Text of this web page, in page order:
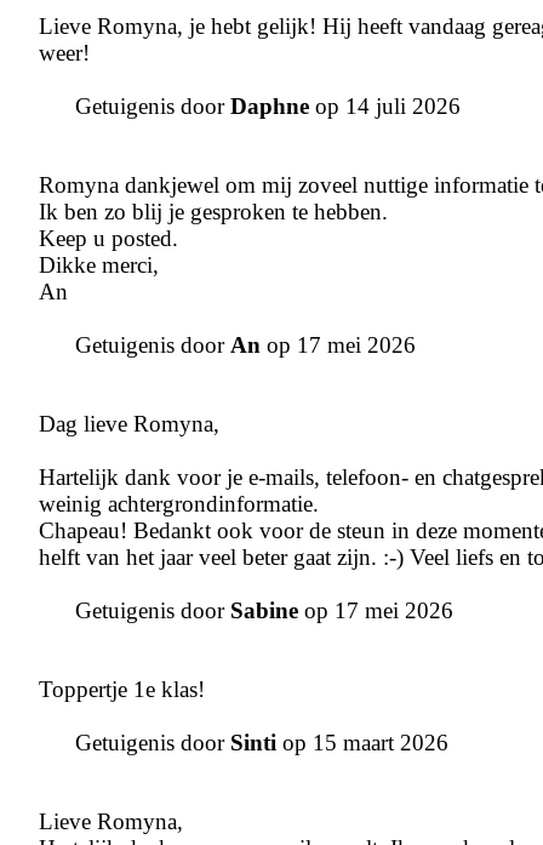
Lieve Romyna, je hebt gelijk! Hij heeft vandaag
weer!
Getuigenis doorDaphne op 14 juli 2026
Romyna dankjewel om mij zoveel nuttige informatie
Ik ben zo blij je gesproken te hebben.
Keep u posted.
Dikke merci,
An
Getuigenis doorAn op 17 mei 2026
Dag lieve Romyna,
Hartelijk dank voor je e-mails, telefoon- en
weinig achtergrondinformatie.
Chapeau! Bedankt ook voor de steun in deze
helft van het jaar veel beter gaat zijn. :-) Veel liefs en
Getuigenis door Sabine op 17 mei 2026
Toppertje 1e klas!
Getuigenis door Sinti op 15 maart 2026
Lieve Romyna,